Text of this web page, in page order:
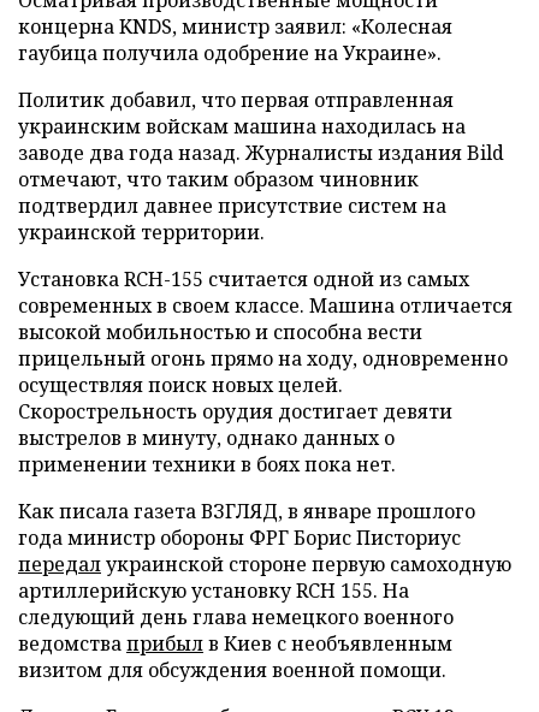
концерна KNDS, министр заявил: «Колесная
гаубица получила одобрение на Украине».
Политик добавил, что первая отправленная
украинским войскам машина находилась на
заводе два года назад. Журналисты издания Bild
отмечают, что таким образом чиновник
подтвердил давнее присутствие систем на
украинской территории.
Установка RCH-155 считается одной из самых
современных в своем классе. Машина отличается
высокой мобильностью и способна вести
прицельный огонь прямо на ходу, одновременно
осуществляя поиск новых целей.
Скорострельность орудия достигает девяти
выстрелов в минуту, однако данных о
применении техники в боях пока нет.
Как писала газета ВЗГЛЯД, в январе прошлого
года министр обороны ФРГ Борис Писториус
передалукраинской стороне первую самоходную
артиллерийскую установку RCH 155. На
следующий день глава немецкого военного
ведомстваприбылв Киев с необъявленным
визитом для обсуждения военной помощи.